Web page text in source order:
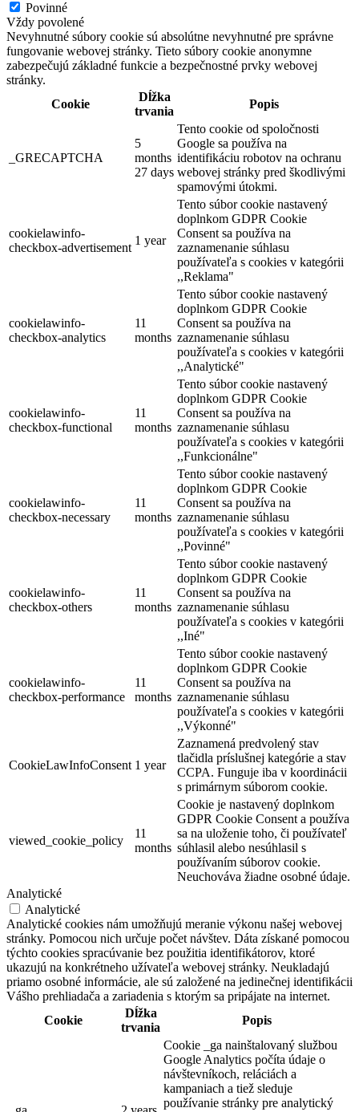
Povinné
Vždy povolené
Nevyhnutné súbory cookie sú absolútne nevyhnutné pre správne
fungovanie webovej stránky. Tieto súbory cookie anonymne
zabezpečujú základné funkcie a bezpečnostné prvky webovej
stránky.
Cookie
Dĺžka
trvania
Popis
_GRECAPTCHA
5
months
27 days
Tento cookie od spoločnosti
Google sa používa na
identifikáciu robotov na ochranu
webovej stránky pred škodlivými
spamovými útokmi.
cookielawinfo-
checkbox-advertisement
1 year
Tento súbor cookie nastavený
doplnkom GDPR Cookie
Consent sa používa na
zaznamenanie súhlasu
používateľa s cookies v kategórii
,,Reklama"
cookielawinfo-
checkbox-analytics
11
months
Tento súbor cookie nastavený
doplnkom GDPR Cookie
Consent sa používa na
zaznamenanie súhlasu
používateľa s cookies v kategórii
,,Analytické"
cookielawinfo-
checkbox-functional
11
months
Tento súbor cookie nastavený
doplnkom GDPR Cookie
Consent sa používa na
zaznamenanie súhlasu
používateľa s cookies v kategórii
,,Funkcionálne"
cookielawinfo-
checkbox-necessary
11
months
Tento súbor cookie nastavený
doplnkom GDPR Cookie
Consent sa používa na
zaznamenanie súhlasu
používateľa s cookies v kategórii
,,Povinné"
cookielawinfo-
checkbox-others
11
months
Tento súbor cookie nastavený
doplnkom GDPR Cookie
Consent sa používa na
zaznamenanie súhlasu
používateľa s cookies v kategórii
,,Iné"
cookielawinfo-
checkbox-performance
11
months
Tento súbor cookie nastavený
doplnkom GDPR Cookie
Consent sa používa na
zaznamenanie súhlasu
používateľa s cookies v kategórii
,,Výkonné"
CookieLawInfoConsent 1 year
Zaznamená predvolený stav
tlačidla príslušnej kategórie a stav
CCPA. Funguje iba v koordinácii
s primárnym súborom cookie.
viewed_cookie_policy
11
months
Cookie je nastavený doplnkom
GDPR Cookie Consent a používa
sa na uloženie toho, či používateľ
súhlasil alebo nesúhlasil s
používaním súborov cookie.
Neuchováva žiadne osobné údaje.
Analytické
Analytické
Analytické cookies nám umožňujú meranie výkonu našej webovej
stránky. Pomocou nich určuje počet návštev. Dáta získané pomocou
týchto cookies spracúvanie bez použitia identifikátorov, ktoré
ukazujú na konkrétneho užívateľa webovej stránky. Neukladajú
priamo osobné informácie, ale sú založené na jedinečnej identifikácii
Vášho prehliadača a zariadenia s ktorým sa pripájate na internet.
Cookie
Dĺžka
trvania
Popis
Cookie _ga nainštalovaný službou
Google Analytics počíta údaje o
návštevníkoch, reláciách a
kampaniach a tiež sleduje
používanie stránky pre analytický